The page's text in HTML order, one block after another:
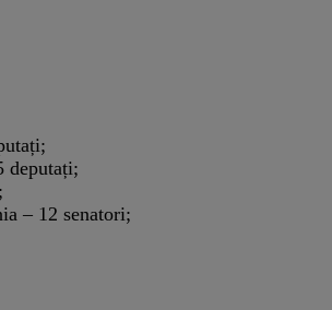
deputați;
– 12 senatori;